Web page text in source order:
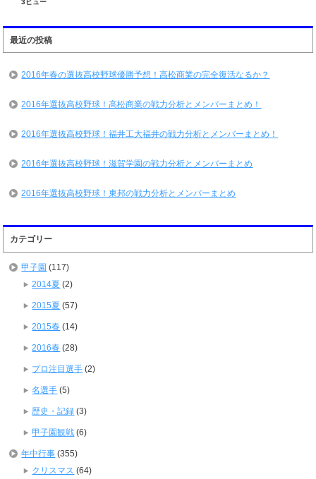
最近の投稿
2016年春の選抜高校野球優勝予想！高松商業の完全復活なるか？
2016年選抜高校野球！高松商業の戦力分析とメンバーまとめ！
2016年選抜高校野球！福井工大福井の戦力分析とメンバーまとめ！
2016年選抜高校野球！滋賀学園の戦力分析とメンバーまとめ
2016年選抜高校野球！東邦の戦力分析とメンバーまとめ
カテゴリー
甲子園 (117)
2014夏 (2)
2015夏 (57)
2015春 (14)
2016春 (28)
プロ注目選手 (2)
名選手 (5)
歴史・記録 (3)
甲子園観戦 (6)
年中行事 (355)
クリスマス (64)